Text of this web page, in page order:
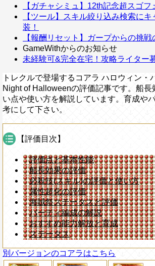
【ガチャシミュ】12th記念超スゴフ
【ツール】スキル絞り込み検索に
装！
【報酬リセット】ガープからの挑戦
GameWithからのお知らせ
未経験可&完全在宅！攻略ライター
トレクルで登場するコアラ ハロウィン・
Night of Halloweenの評価記事です。船長
い点や使い方を解説しています。育成や
考にして下さい。
【評価目次】
評価点と基本性能
船長効果の評価
必殺技(スキル)の評価と使い方
属性超化の評価
海賊祭ステータスと評価
パーティ編成の解説
おすすめ能力解放と育成
ステータス
別バージョンのコアラはこちら